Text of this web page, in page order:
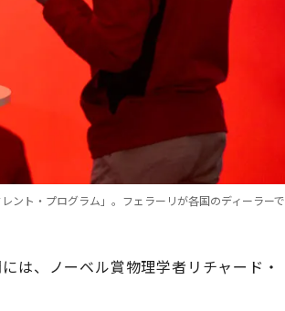
ント・プログラム」。フェラーリが各国のディーラーで
は、ノーベル賞物理学者リチャード・